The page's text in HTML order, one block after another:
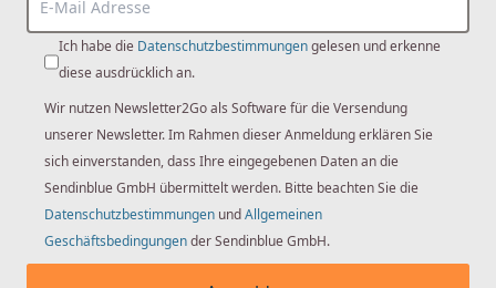
Sanitär-Hersteller mit Pioniergeist und gutem Gespür
für Innovation – und hat sich zum Ziel gesetzt, das Bad
zu einer Komfortzone und einem Raum durchdachter
Sinn für smarte Funktionalität, die mit stilvollem
Design Hand in Hand geht.
Was macht die Firma TECE?
TECE sind Experten im Bereich der Spültechnik und
Vorwandtechnik. Der Sanitärhersteller bietet passende
Ich habe die Datenschutzbestimmungengelesen und erkenne
diese ausdrücklich an.
Wir nutzen Newsletter2Go als Software für die Versendung
unserer Newsletter. Im Rahmen dieser Anmeldung erklären Sie
sich einverstanden, dass Ihre eingegebenen Daten an die
Sendinblue GmbH übermittelt werden. Bitte beachten Sie die
Datenschutzbestimmungen undAllgemeinen
Geschäftsbedingungender Sendinblue GmbH.